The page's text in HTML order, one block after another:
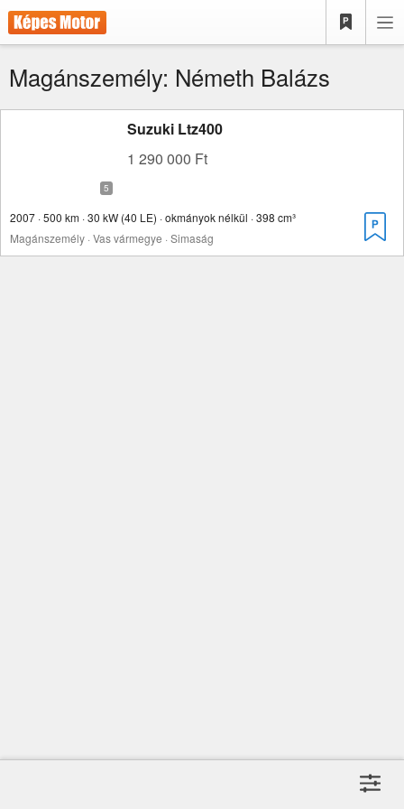
Magánszemély: Németh Balázs
Suzuki Ltz400
1 290 000 Ft
2007 · 500 km · 30 kW (40 LE) · okmányok nélkül · 398 cm³
Magánszemély · Vas vármegye · Simaság